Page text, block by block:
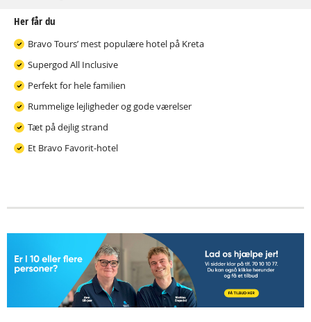
Her får du
Bravo Tours’ mest populære hotel på Kreta
Supergod All Inclusive
Perfekt for hele familien
Rummelige lejligheder og gode værelser
Tæt på dejlig strand
Et Bravo Favorit-hotel